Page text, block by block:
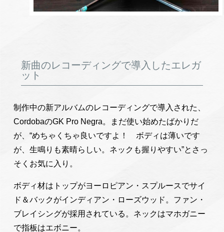
新曲のレコーディングで導入したエレガ
ット
制作中の新アルバムのレコーディングで導入された、
CordobaのGK Pro Negra。まだ使い始めたばかりだ
が、“めちゃくちゃ良いですよ！ ボディは薄いです
が、生鳴りも素晴らしい。ネックも握りやすい”とさっ
そくお気に入り。
ボディ材はトップがヨーロピアン・スプルースでサイ
ド＆バックがインディアン・ローズウッド。ファン・
ブレイシングが採用されている。ネックはマホガニー
で指板はエボニー。